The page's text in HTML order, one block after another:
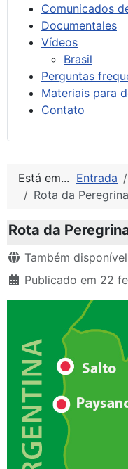
Comunicados
Documentales
Vídeos
Brasil
Perguntas
Materiais para
Contato
Está em... Entrada
Rota da
Rota da
Detalhes
Também
Publicado em 22